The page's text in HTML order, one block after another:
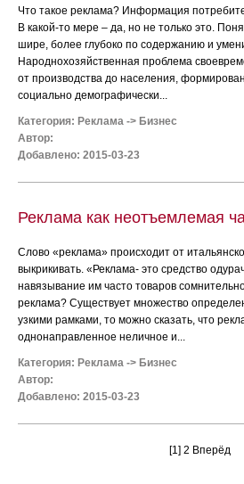
Что такое реклама? Информация
В какой-то мере – да, но не только это.
шире, более глубоко по содержанию и
Народнохозяйственная проблема
от производства до населения,
социально демографически...
Категория: Реклама -> Бизнес
Автор:
Добавлено: 2015-03-23
Реклама как неотъемлемая
Слово «реклама» происходит от
выкрикивать. «Реклама- это средство
навязывание им часто товаров
реклама? Существует множество
узкими рамками, то можно сказать, что
однонаправленное неличное и...
Категория: Реклама -> Бизнес
Автор:
Добавлено: 2015-03-23
[1] 2 Вперёд